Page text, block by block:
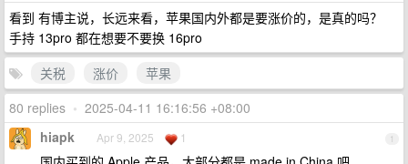
看到 有博主说，长远来看，苹果国内外都是要涨价的，是真的吗？
手持 13pro 都在想要不要换 16pro
关税
涨价
苹果
80 replies • 2025-04-11 16:16:56 +08:00
1
hiapk Apr 9, 2025 1